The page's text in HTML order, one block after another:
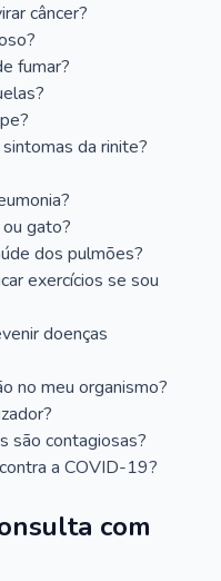
câncer?
fumar?
da rinite?
gato?
dos pulmões?
exercícios se sou
doenças
no meu organismo?
são contagiosas?
a COVID-19?
com